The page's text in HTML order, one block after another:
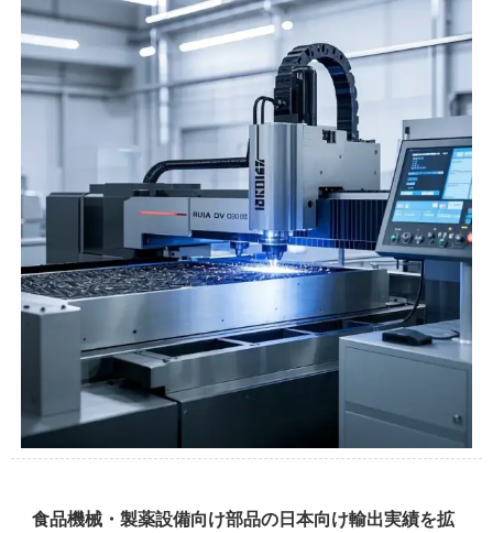
食品機械・製薬設備向け部品の日本向け輸出実績を拡